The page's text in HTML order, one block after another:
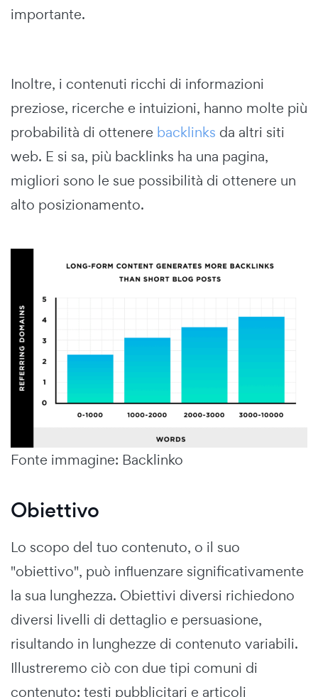
importante.
Inoltre, i contenuti ricchi di informazioni
preziose, ricerche e intuizioni, hanno molte più
probabilità di ottenere backlinks da altri siti
web. E si sa, più backlinks ha una pagina,
migliori sono le sue possibilità di ottenere un
alto posizionamento.
Fonte immagine: Backlinko
Obiettivo
Lo scopo del tuo contenuto, o il suo
"obiettivo", può influenzare significativamente
la sua lunghezza. Obiettivi diversi richiedono
diversi livelli di dettaglio e persuasione,
risultando in lunghezze di contenuto variabili.
Illustreremo ciò con due tipi comuni di
contenuto: testi pubblicitari e articoli